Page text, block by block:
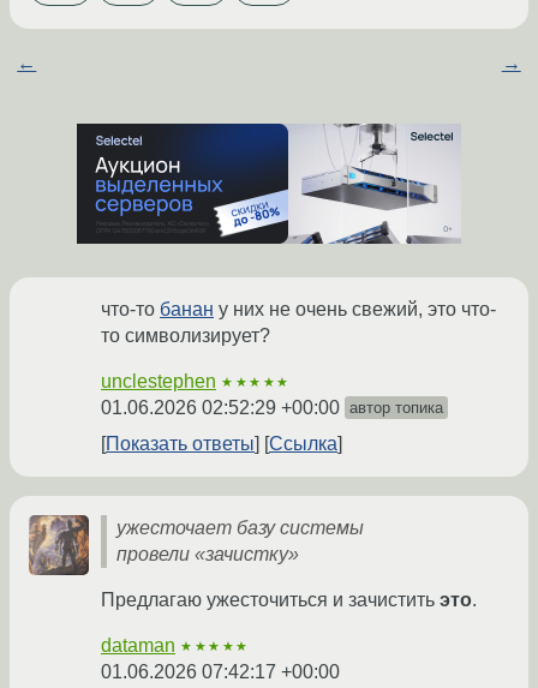
← →
что-то банан у них не очень свежий, это что-
то символизирует?
unclestephen ★★★★★
01.06.2026 02:52:29 +00:00 автор топика
Показать ответы Ссылка
ужесточает базу системы
провели «зачистку»
Предлагаю ужесточиться и зачистить это.
dataman ★★★★★
01.06.2026 07:42:17 +00:00